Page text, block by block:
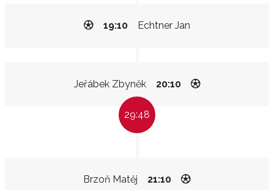
Echtner Jan
19:10
Jeřábek Zbyněk 20:10
29:48
Brzoň Matěj 21:10